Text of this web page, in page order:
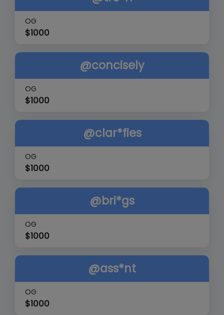
OG
$1000
@concisely
OG
$1000
@clar*fies
OG
$1000
@bri*gs
OG
$1000
@ass*nt
OG
$1000